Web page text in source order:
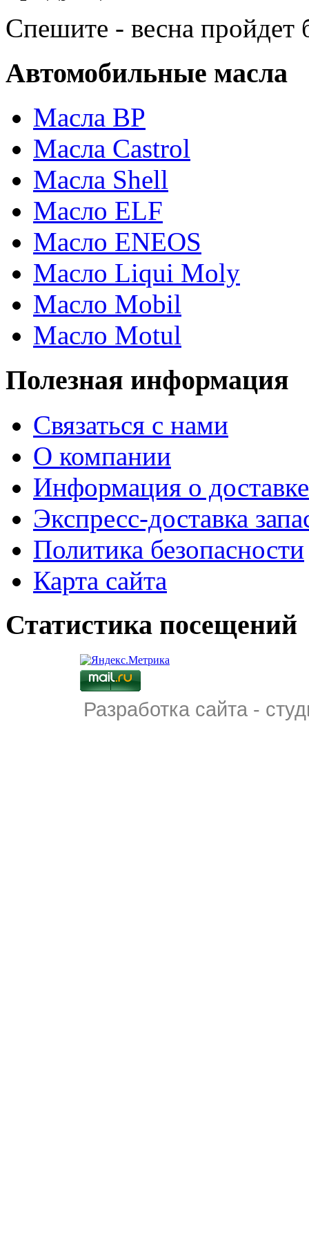
Спешите - весна пройдет
Автомобильные масла
Масла BP
Масла Castrol
Масла Shell
Масло ELF
Масло ENEOS
Масло Liqui Moly
Масло Mobil
Масло Motul
Полезная информация
Связаться с нами
О компании
Информация о доставке
Экспресс-доставка
Политика безопасности
Карта сайта
Статистика посещений
Разработка сайта -